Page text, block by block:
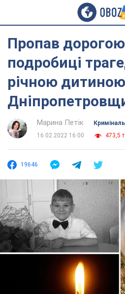
Пропав дорогою
подробиці
річною
Марина Петік
16.02.2022 16:00
473,5 т.
19646